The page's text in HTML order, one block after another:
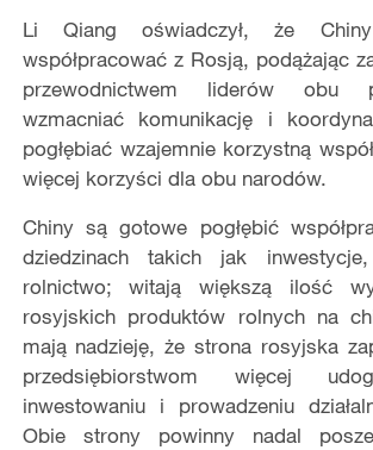
Li Qiang oświadczył, że
współpracować z Rosją, podążając
przewodnictwem liderów obu
wzmacniać komunikację i
pogłębiać wzajemnie korzystną
więcej korzyści dla obu narodów.
Chiny są gotowe pogłębić
dziedzinach takich jak
rolnictwo; witają większą ilość
rosyjskich produktów rolnych na
mają nadzieję, że strona rosyjska
przedsiębiorstwom więcej
inwestowaniu i prowadzeniu
Obie strony powinny nadal